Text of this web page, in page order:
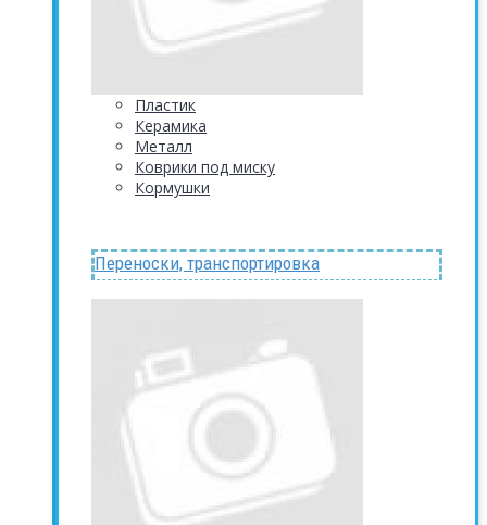
Пластик
Керамика
Металл
Коврики под миску
Кормушки
Переноски, транспортировка